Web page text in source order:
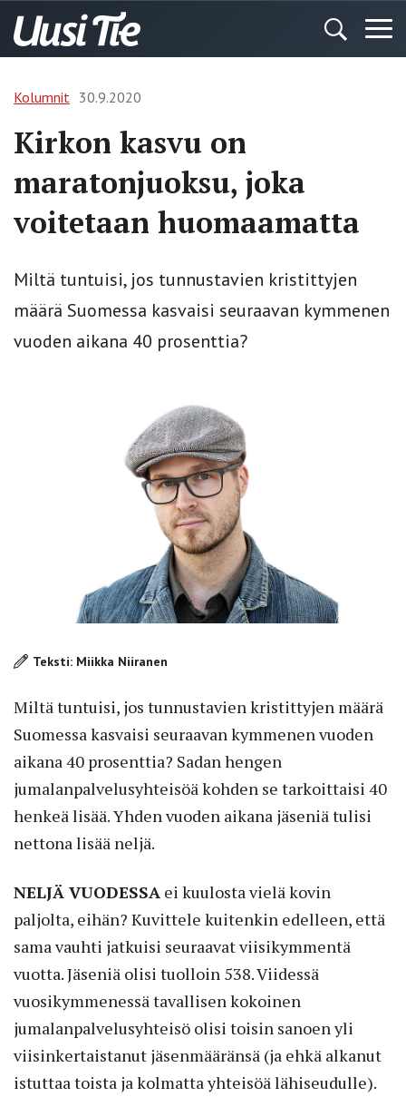
Kolumnit 30.9.2020
Kirkon kasvu on
maratonjuoksu, joka
voitetaan huomaamatta
Miltä tuntuisi, jos tunnustavien kristittyjen
määrä Suomessa kasvaisi seuraavan kymmenen
vuoden aikana 40 prosenttia?
Teksti: Miikka Niiranen
Miltä tuntuisi, jos tunnustavien kristittyjen määrä
Suomessa kasvaisi seuraavan kymmenen vuoden
aikana 40 prosenttia? Sadan hengen
jumalanpalvelusyhteisöä kohden se tarkoittaisi 40
henkeä lisää. Yhden vuoden aikana jäseniä tulisi
nettona lisää neljä.
NELJÄ VUODESSA ei kuulosta vielä kovin
paljolta, eihän? Kuvittele kuitenkin edelleen, että
sama vauhti jatkuisi seuraavat viisikymmentä
vuotta. Jäseniä olisi tuolloin 538. Viidessä
vuosikymmenessä tavallisen kokoinen
jumalanpalvelusyhteisö olisi toisin sanoen yli
viisinkertaistanut jäsenmääränsä (ja ehkä alkanut
istuttaa toista ja kolmatta yhteisöä lähiseudulle).